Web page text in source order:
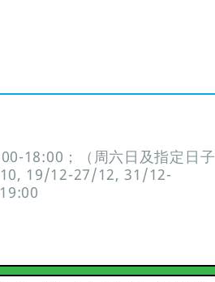
18:00；（周六日及指定日子
19/12-27/12, 31/12-